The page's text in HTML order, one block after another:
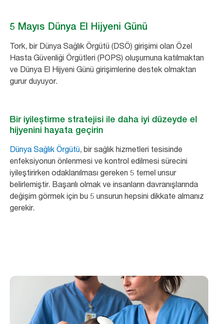
5 Mayıs Dünya El Hijyeni Günü
Tork, bir Dünya Sağlık Örgütü (DSÖ) girişimi olan Özel
Hasta Güvenliği Örgütleri (POPS) oluşumuna katılmaktan
ve Dünya El Hijyeni Günü girişimlerine destek olmaktan
gurur duyuyor.
Bir iyileştirme stratejisi ile daha iyi düzeyde el
hijyenini hayata geçirin
Dünya Sağlık Örgütü, bir sağlık hizmetleri tesisinde
enfeksiyonun önlenmesi ve kontrol edilmesi sürecini
iyileştirirken odaklanılması gereken 5 temel unsur
belirlemiştir. Başarılı olmak ve insanların davranışlarında
değişim görmek için bu 5 unsurun hepsini dikkate almanız
gerekir.